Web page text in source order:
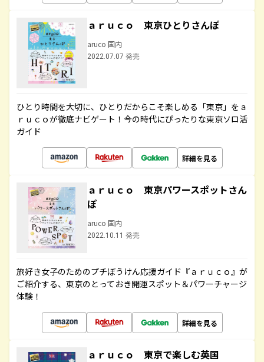
ａｒｕｃｏ 東京ひとりさんぽ
aruco 国内
2022.07.07 発売
ひとり時間を大切に、ひとりだからこそ楽しめる「東京」をａ
ｒｕｃｏが徹底ナビゲート！今の時代にぴったりな東京ソロ活
ガイド
詳細を見る
ａｒｕｃｏ 東京パワースポットさん
ぽ
aruco 国内
2022.10.11 発売
旅好き女子のためのプチぼうけん応援ガイド『ａｒｕｃｏ』が
ご紹介する、東京のとっておき開運スポット＆パワーチャージ
体験！
詳細を見る
ａｒｕｃｏ 東京で楽しむ英国